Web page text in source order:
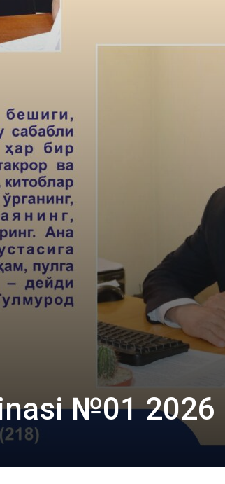
№01 2026